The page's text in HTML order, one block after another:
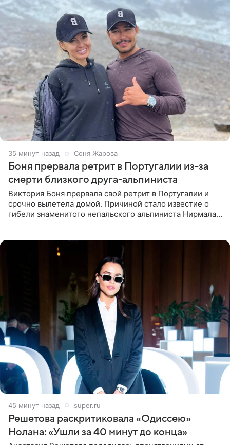
35 минут назад Соня Жарова
Боня прервала ретрит в Португалии из-за
смерти близкого друга-альпиниста
Виктория Боня прервала свой ретрит в Португалии и
срочно вылетела домой. Причиной стало известие о
гибели знаменитого непальского альпиниста Нирмала
45 минут назад super.ru
Решетова раскритиковала «Одиссею»
Нолана: «Ушли за 40 минут до конца»